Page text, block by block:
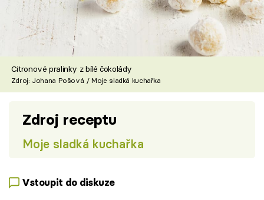
Citronové pralinky z bílé čokolády
Zdroj: Johana Pošová / Moje sladká kuchařka
Zdroj receptu
Moje sladká kuchařka
Vstoupit do diskuze